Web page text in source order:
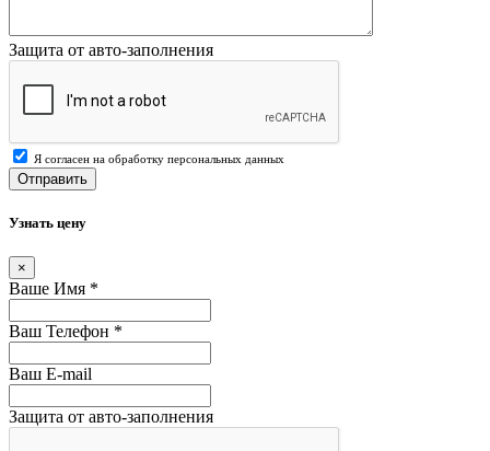
Защита от авто-заполнения
Я согласен на обработку персональных данных
Отправить
Узнать цену
×
Ваше Имя *
Ваш Телефон *
Ваш E-mail
Защита от авто-заполнения